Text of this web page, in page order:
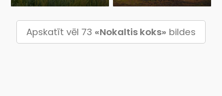
Apskatīt vēl 73 «Nokaltis koks» bildes